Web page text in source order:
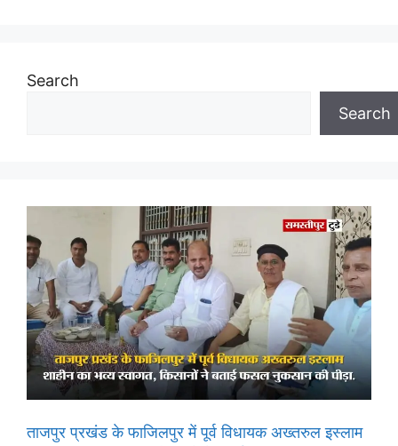
Search
Search
ताजपुर प्रखंड के फाजिलपुर में पूर्व विधायक अख्तरुल इस्लाम